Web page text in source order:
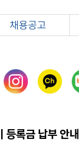
채용공고
등록금 납부 안내